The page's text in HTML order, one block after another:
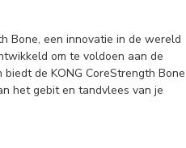
Bone, een innovatie in de wereld
om te voldoen aan de
de KONG CoreStrength Bone
het gebit en tandvlees van je